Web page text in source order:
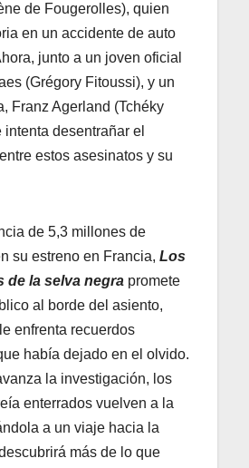
de Fougerolles), quien
en un accidente de auto
junto a un joven oficial
(Grégory Fitoussi), y un
Franz Agerland (Tchéky
desentrañar el
estos asesinatos y su
de 5,3 millones de
su estreno en Francia, Los
de la selva negra promete
al borde del asiento,
enfrenta recuerdos
había dejado en el olvido.
la investigación, los
enterrados vuelven a la
a un viaje hacia la
más de lo que